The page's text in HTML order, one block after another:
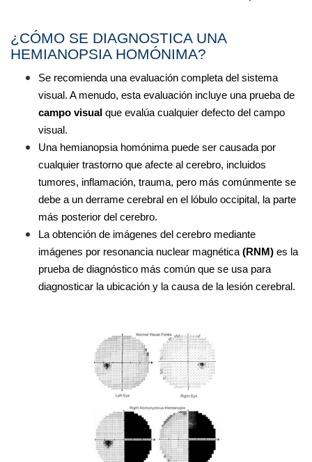
¿CÓMO SE DIAGNOSTICA UNA
HEMIANOPSIA HOMÓNIMA?
Se recomienda una evaluación completa del sistema
campo visual que evalúa cualquier defecto del campo
visual.
Una hemianopsia homónima puede ser causada por
cualquier trastorno que afecte al cerebro, incluidos
tumores, inflamación, trauma, pero más comúnmente se
debe a un derrame cerebral en el lóbulo occipital, la parte
más posterior del cerebro.
La obtención de imágenes del cerebro mediante
imágenes por resonancia nuclear magnética (RNM) es la
prueba de diagnóstico más común que se usa para
diagnosticar la ubicación y la causa de la lesión cerebral.